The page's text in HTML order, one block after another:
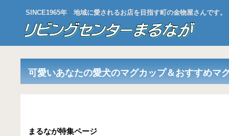
SINCE1965年 地域に愛されるお店を目指す町の金物屋さんです。
可愛いあなたの愛犬のマグカップ＆おすすめマ
まるなが特集ページ